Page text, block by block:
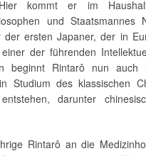
kommt er im
und Staatsmannes
der ersten Japaner, der in
der führenden
beginnt Rintarô nun auch
Studium des klassischen
darunter
Rintarô an die